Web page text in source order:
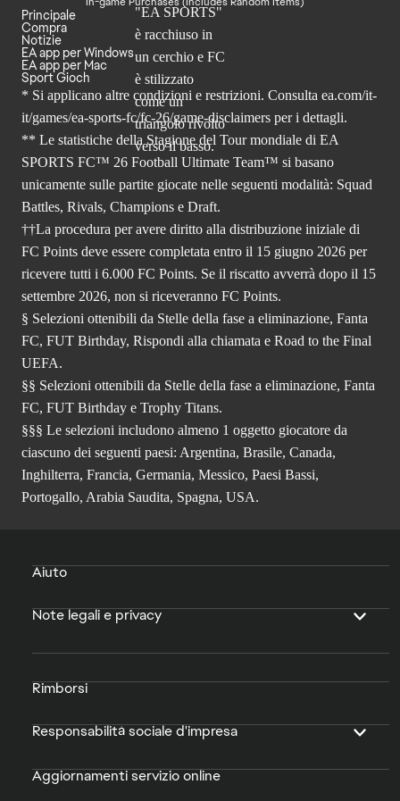
Principale
Compra
Notizie
EA app per Windows
EA app per Mac
Sport Gioch
* Si applicano altre condizioni e restrizioni. Consulta ea.com/it-
it/games/ea-sports-fc/fc-26/game-disclaimers per i dettagli.
** Le statistiche della Stagione del Tour mondiale di EA
SPORTS FC™ 26 Football Ultimate Team™ si basano
unicamente sulle partite giocate nelle seguenti modalità: Squad
Battles, Rivals, Champions e Draft.
††La procedura per avere diritto alla distribuzione iniziale di
FC Points deve essere completata entro il 15 giugno 2026 per
ricevere tutti i 6.000 FC Points. Se il riscatto avverrà dopo il 15
settembre 2026, non si riceveranno FC Points.
§ Selezioni ottenibili da Stelle della fase a eliminazione, Fanta
FC, FUT Birthday, Rispondi alla chiamata e Road to the Final
UEFA.
§§ Selezioni ottenibili da Stelle della fase a eliminazione, Fanta
FC, FUT Birthday e Trophy Titans.
§§§ Le selezioni includono almeno 1 oggetto giocatore da
ciascuno dei seguenti paesi: Argentina, Brasile, Canada,
Inghilterra, Francia, Germania, Messico, Paesi Bassi,
Portogallo, Arabia Saudita, Spagna, USA.
Aiuto
Note legali e privacy
Rimborsi
Responsabilità sociale d'impresa
Aggiornamenti servizio online